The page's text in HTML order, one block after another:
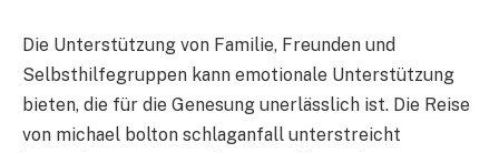
Die Unterstützung von Familie, Freunden und
Selbsthilfegruppen kann emotionale Unterstützung
bieten, die für die Genesung unerlässlich ist. Die Reise
von michael bolton schlaganfall unterstreicht